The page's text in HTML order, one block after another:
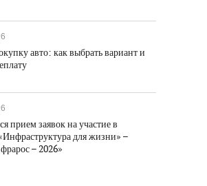
авто: как выбрать вариант и
прием заявок на участие в
для жизни» –
– 2026»